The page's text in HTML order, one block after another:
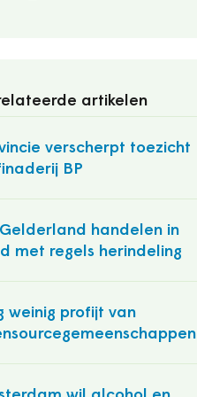
artikelen
verscherpt toezicht
BP
Gelderland handelen in
met regels herindeling
weinig profijt van